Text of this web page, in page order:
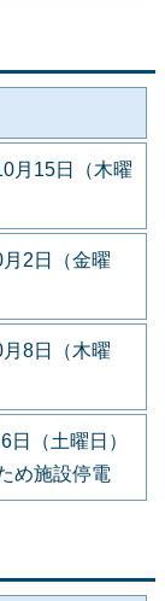
月15日（木曜
2日（金曜
8日（木曜
（土曜日）
め施設停電